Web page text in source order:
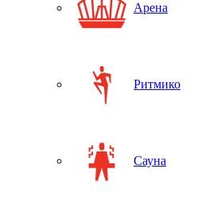
Арена
Ритмико
Сауна